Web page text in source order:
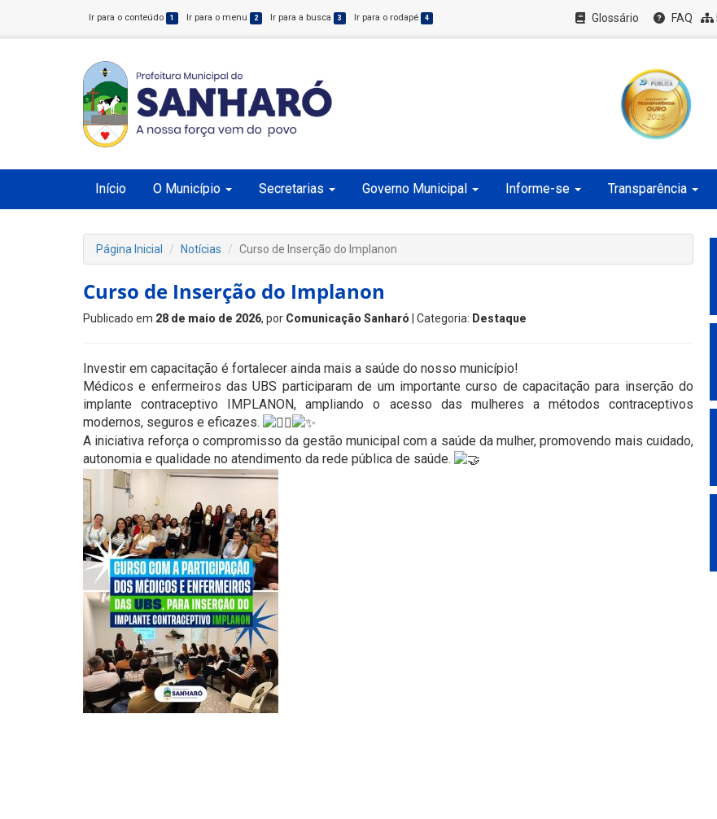
Ir para o conteúdo 1 Ir para o menu 2 Ir para a busca 3 Ir para o rodapé 4 Glossário FAQ
Início O Município Secretarias Governo Municipal Informe-se Transparência
Página Inicial Notícias Curso de Inserção do Implanon
Curso de Inserção do Implanon
Publicado em 28 de maio de 2026, por Comunicação Sanharó | Categoria: Destaque
Investir em capacitação é fortalecer ainda mais a saúde do nosso município!
Médicos e enfermeiros das UBS participaram de um importante curso de capacitação para inserção do
implante contraceptivo IMPLANON, ampliando o acesso das mulheres a métodos contraceptivos
modernos, seguros e eficazes.
A iniciativa reforça o compromisso da gestão municipal com a saúde da mulher, promovendo mais cuidado,
autonomia e qualidade no atendimento da rede pública de saúde.